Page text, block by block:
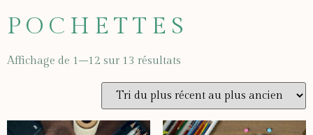
POCHETTES
Affichage de 1–12 sur 13 résultats